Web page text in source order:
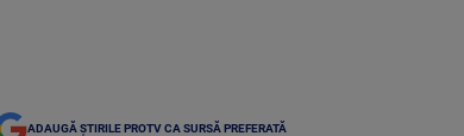
ADAUGĂ ȘTIRILE PROTV CA SURSĂ PREFERATĂ